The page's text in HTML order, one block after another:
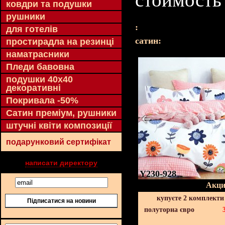
ковдри та подушки
рушники
для готелів
простирадла на резинці
наматрасники
Пледи бавовна
подушки 40х40
декоративні
Покривала -50%
Сатин преміум, рушники
штучні квіти композиції
подарунковий сертифікат
написати директору
Підписатися на новини
:
cатин:
Y230-928
купуєте 2
полуторна євро